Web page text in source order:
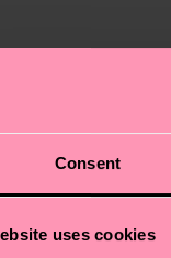
Consent
uses cookies
Socken ein
Hause. Das
und